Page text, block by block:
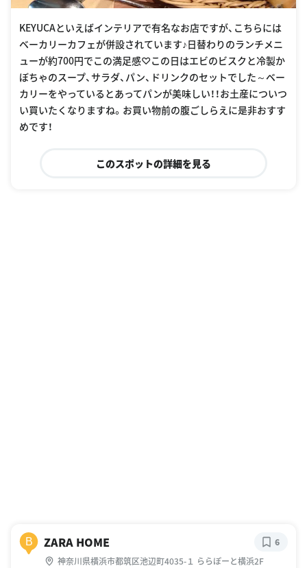
KEYUCAといえばインテリアで有名なお店ですが、こちらには
ベーカリーカフェが併設されています♪日替わりのランチメニ
ューが約700円でこの満足感♡この日はエビのビスクと冷製か
ぼちゃのスープ、サラダ、パン、ドリンクのセットでした～ベー
カリーをやっているとあってパンが美味しい！！お土産についつ
い買いたくなりますね。お買い物前の腹ごしらえに是非おすす
めです！
このスポットの詳細を見る
B ZARA HOME
神奈川県横浜市都筑区池辺町4035-１ ららぽーと横浜2F
6